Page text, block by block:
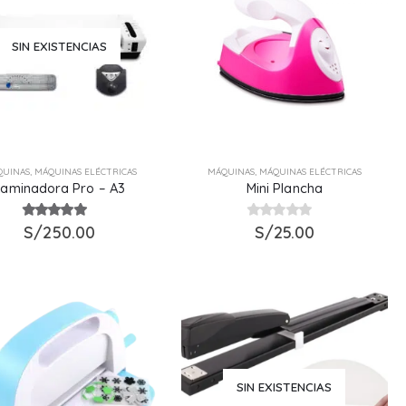
SIN EXISTENCIAS
, MÁQUINAS ELÉCTRICAS
Pro – A3
5.00out of 5
S/250.00
MÁQUINAS, MÁQUINAS ELÉCTRICAS
Mini Plancha
out of 5
S/25.00
SIN EXISTENCIAS